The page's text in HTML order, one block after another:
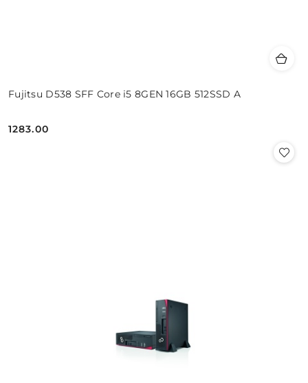
Fujitsu D538 SFF Core i5 8GEN 16GB 512SSD A
Cena:
1283.00